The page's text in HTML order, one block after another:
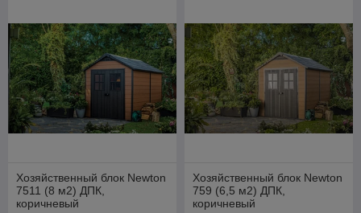
Хозяйственный блок Newton
7511 (8 м2) ДПК,
коричневый
Хозяйственный блок Newton
759 (6,5 м2) ДПК,
коричневый